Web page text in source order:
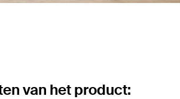
van het product: